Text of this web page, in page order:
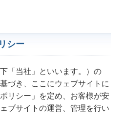
シー
「当社」といいます。）の
づき、ここにウェブサイトに
リシー」を定め、お客様が安
ブサイトの運営、管理を行い